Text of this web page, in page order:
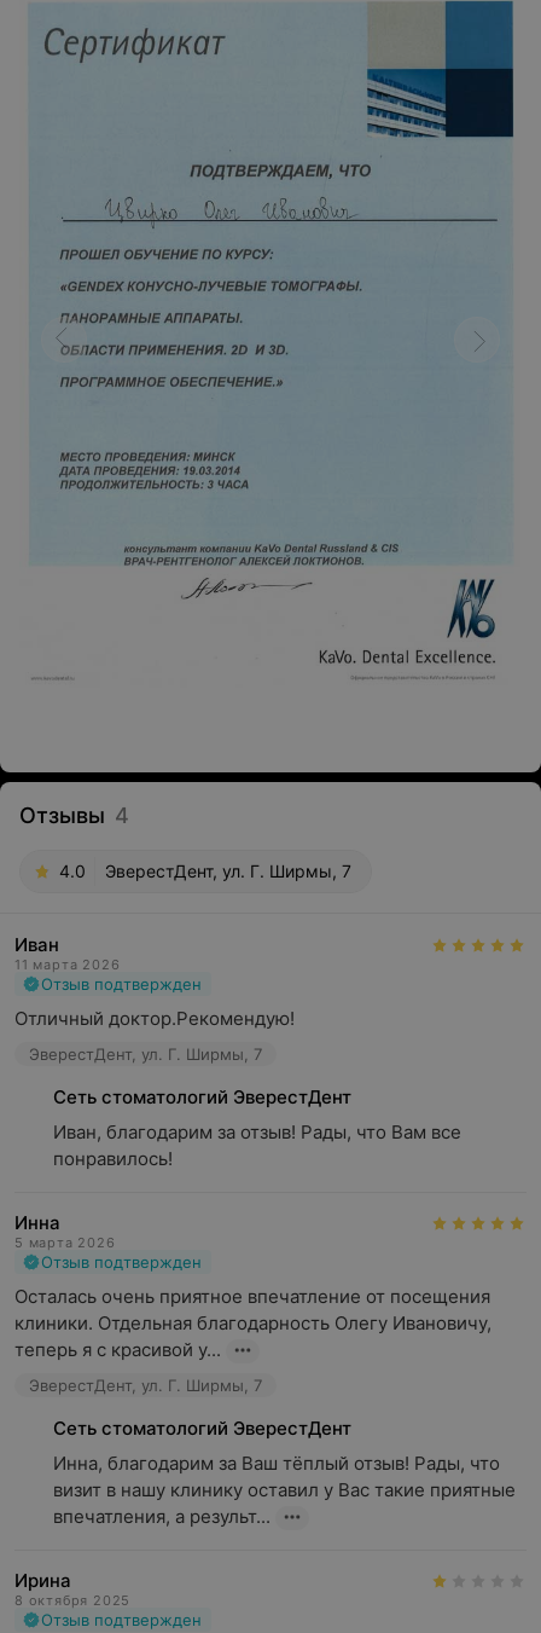
Отзывы 4
4.0 ЭверестДент, ул. Г. Ширмы, 7
Иван
11 марта 2026
Отзыв подтвержден
Отличный доктор.Рекомендую!
ЭверестДент, ул. Г. Ширмы, 7
Сеть стоматологий ЭверестДент
Иван, благодарим за отзыв! Рады, что Вам все
понравилось!
Инна
5 марта 2026
Отзыв подтвержден
Осталась очень приятное впечатление от посещения
клиники. Отдельная благодарность Олегу Ивановичу,
теперь я с красивой у...
ЭверестДент, ул. Г. Ширмы, 7
Сеть стоматологий ЭверестДент
Инна, благодарим за Ваш тёплый отзыв! Рады, что
визит в нашу клинику оставил у Вас такие приятные
впечатления, а результ...
Ирина
8 октября 2025
Отзыв подтвержден